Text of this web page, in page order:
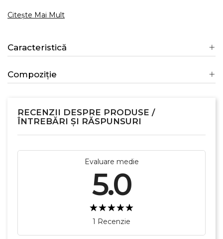
Citește Mai Mult
Caracteristică
Compoziție
RECENZII DESPRE PRODUSE /
ÎNTREBĂRI ȘI RĂSPUNSURI
Evaluare medie
5.0
1 Recenzie
Creeaza o lista de dorinte ×
Numele listei de dorinte